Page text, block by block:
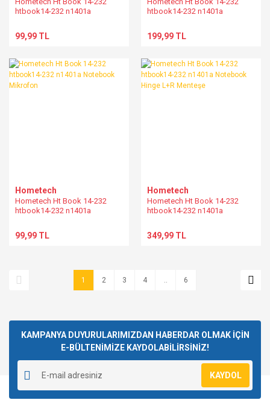
htbook14-232 n1401a
Kablosu
99,99 TL
htbook14-232 n1401a
199,99 TL
Hometech
Hometech Ht Book 14-232
htbook14-232 n1401a
99,99 TL
Hometech
Hometech Ht Book 14-232
htbook14-232 n1401a
349,99 TL
1 2 3 4 .. 6
KAMPANYA DUYURULARIMIZDAN HABERDAR OLMAK İÇİN
E-BÜLTENİMİZE KAYDOLABİLİRSİNİZ!
KAYDOL